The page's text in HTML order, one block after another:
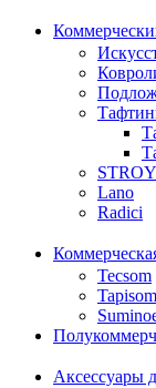
Lano
Radici
Tecsom
Tapisom
Аксессуары